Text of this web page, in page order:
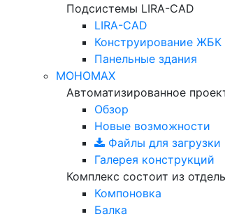
Подсистемы LIRA-CAD
LIRA-CAD
Конструирование ЖБК
Панельные здания
МОНОМАХ
Автоматизированное
Обзор
Новые возможности
Файлы для загрузки
Галерея конструкций
Комплекс состоит из
Компоновка
Балка